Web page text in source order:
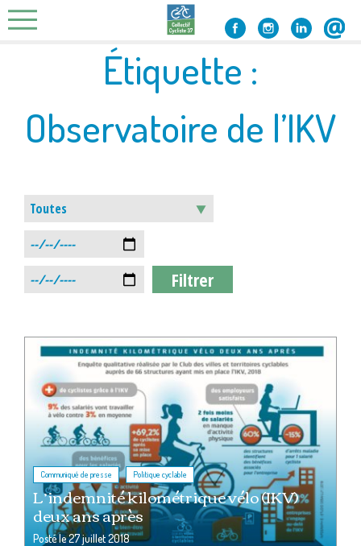
Skip
to
Étiquette :
Observatoire de l’IKV
Communiqué de presse , Politique cyclable
L’indemnité kilométrique vélo (IKV)
deux ans après
Posté le27 juillet 2018